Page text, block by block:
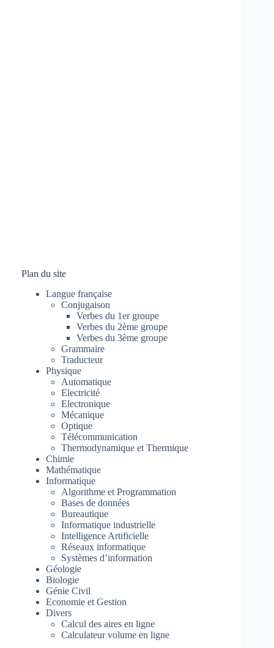
Plan du site
Langue française
Conjugaison
Verbes du 1er groupe
Verbes du 2ème groupe
Verbes du 3ème groupe
Grammaire
Traducteur
Physique
Automatique
Electricité
Electronique
Mécanique
Optique
Télécommunication
Thermodynamique et Thermique
Chimie
Mathématique
Informatique
Algorithme et Programmation
Bases de données
Bureautique
Informatique industrielle
Intelligence Artificielle
Réseaux informatique
Systèmes d’information
Géologie
Biologie
Génie Civil
Economie et Gestion
Divers
Calcul des aires en ligne
Calculateur volume en ligne